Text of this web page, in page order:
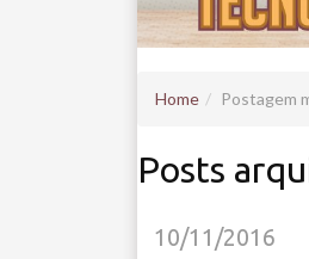
Home Postagem
Posts
10/11/2016